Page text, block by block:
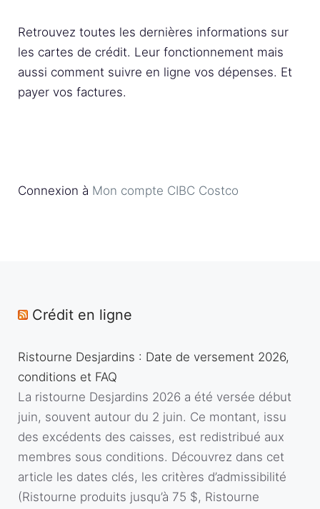
Retrouvez toutes les dernières informations sur
les cartes de crédit. Leur fonctionnement mais
aussi comment suivre en ligne vos dépenses. Et
payer vos factures.
Connexion à Mon compte CIBC Costco
Crédit en ligne
Ristourne Desjardins : Date de versement 2026,
conditions et FAQ
La ristourne Desjardins 2026 a été versée début
juin, souvent autour du 2 juin. Ce montant, issu
des excédents des caisses, est redistribué aux
membres sous conditions. Découvrez dans cet
article les dates clés, les critères d’admissibilité
(Ristourne produits jusqu’à 75 $, Ristourne